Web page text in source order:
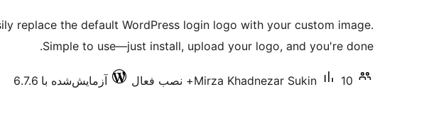
replace the default WordPress login logo with your custom image.
Simple to use—just install, upload your logo, and you're done.
Mirza Khadnezar Sukin 10+ نصب فعال آزمایش‌شده با 6.7.6